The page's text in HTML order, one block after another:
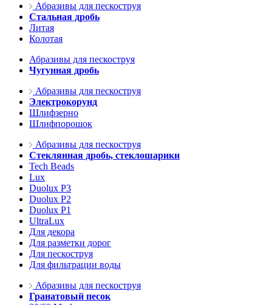
Абразивы для пескоструя
Стальная дробь
Литая
Колотая
Абразивы для пескоструя
Чугунная дробь
Абразивы для пескоструя
Электрокорунд
Шлифзерно
Шлифпорошок
Абразивы для пескоструя
Стеклянная дробь, стеклошарики
Tech Beads
Lux
Duolux P3
Duolux P2
Duolux P1
UltraLux
Для декора
Для разметки дорог
Для пескоструя
Для фильтрации воды
Абразивы для пескоструя
Гранатовый песок